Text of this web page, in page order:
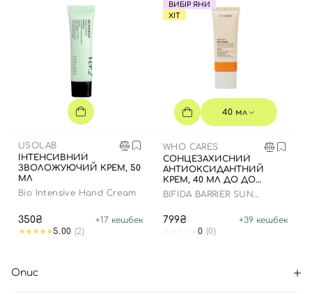
USOLAB
ІНТЕНСИВНИЙ
ЗВОЛОЖУЮЧИЙ КРЕМ, 50
МЛ
Bio Intensive Hand Cream
350₴ +17 кешбек
5.00 (2)
ВИБІР ЯНИ
ХІТ
40 мл
WHO CARES
СОНЦЕЗАХИСНИЙ
АНТИОКСИДАНТНИЙ
КРЕМ, 40 МЛ ДО ДО
16.09.2028 РОКУ
BIFIDA BARRIER SUN
799₴ +39 кешбек
0 (0)
Опис